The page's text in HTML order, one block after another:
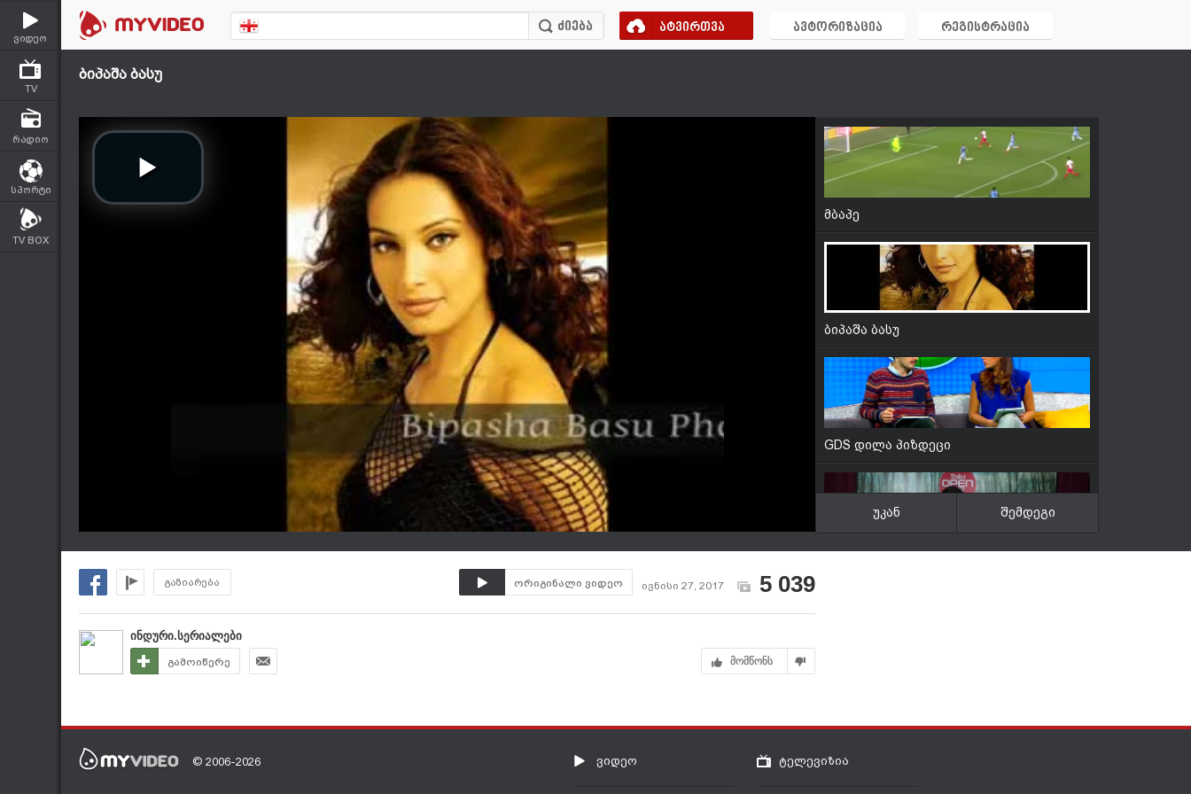
ვიდეო
TV
რადიო
სპორტი
TV BOX
ატვირთვა ავტორიზაცია რეგისტრაცია
ბიპაშა ბასუ
Min 은민 Ep9
მბაპე
ბიპაშა ბასუ
GDS დილა პიზდეცი
ოეე
უკან შემდეგი
გაზიარება ორიგინალი ვიდეო ივნისი 27, 2017 5 039
ინდური.სერიალები
გამოიწერე მომწონს
© 2006-2026 ვიდეო ტელევიზია